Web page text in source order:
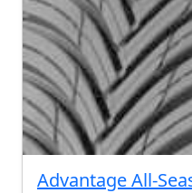
Advantage All-